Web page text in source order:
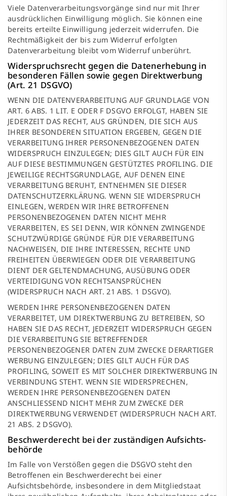
Viele Datenverarbeitungsvorgänge sind nur mit Ihrer
ausdrücklichen Einwilligung möglich. Sie können eine
bereits erteilte Einwilligung jederzeit widerrufen. Die
Rechtmäßigkeit der bis zum Widerruf erfolgten
Datenverarbeitung bleibt vom Widerruf unberührt.
Widerspruchsrecht gegen die Datenerhebung in
besonderen Fällen sowie gegen Direktwerbung
(Art. 21 DSGVO)
WENN DIE DATENVERARBEITUNG AUF GRUNDLAGE VON
ART. 6 ABS. 1 LIT. E ODER F DSGVO ERFOLGT, HABEN SIE
JEDERZEIT DAS RECHT, AUS GRÜNDEN, DIE SICH AUS
IHRER BESONDEREN SITUATION ERGEBEN, GEGEN DIE
VERARBEITUNG IHRER PERSONENBEZOGENEN DATEN
WIDERSPRUCH EINZULEGEN; DIES GILT AUCH FÜR EIN
AUF DIESE BESTIMMUNGEN GESTÜTZTES PROFILING. DIE
JEWEILIGE RECHTSGRUNDLAGE, AUF DENEN EINE
VERARBEITUNG BERUHT, ENTNEHMEN SIE DIESER
DATENSCHUTZERKLÄRUNG. WENN SIE WIDERSPRUCH
EINLEGEN, WERDEN WIR IHRE BETROFFENEN
PERSONENBEZOGENEN DATEN NICHT MEHR
VERARBEITEN, ES SEI DENN, WIR KÖNNEN ZWINGENDE
SCHUTZWÜRDIGE GRÜNDE FÜR DIE VERARBEITUNG
NACHWEISEN, DIE IHRE INTERESSEN, RECHTE UND
FREIHEITEN ÜBERWIEGEN ODER DIE VERARBEITUNG
DIENT DER GELTENDMACHUNG, AUSÜBUNG ODER
VERTEIDIGUNG VON RECHTSANSPRÜCHEN
(WIDERSPRUCH NACH ART. 21 ABS. 1 DSGVO).
WERDEN IHRE PERSONENBEZOGENEN DATEN
VERARBEITET, UM DIREKTWERBUNG ZU BETREIBEN, SO
HABEN SIE DAS RECHT, JEDERZEIT WIDERSPRUCH GEGEN
DIE VERARBEITUNG SIE BETREFFENDER
PERSONENBEZOGENER DATEN ZUM ZWECKE DERARTIGER
WERBUNG EINZULEGEN; DIES GILT AUCH FÜR DAS
PROFILING, SOWEIT ES MIT SOLCHER DIREKTWERBUNG IN
VERBINDUNG STEHT. WENN SIE WIDERSPRECHEN,
WERDEN IHRE PERSONENBEZOGENEN DATEN
ANSCHLIESSEND NICHT MEHR ZUM ZWECKE DER
DIREKTWERBUNG VERWENDET (WIDERSPRUCH NACH ART.
21 ABS. 2 DSGVO).
Beschwerde­recht bei der zuständigen Aufsichts­
behörde
Im Falle von Verstößen gegen die DSGVO steht den
Betroffenen ein Beschwerderecht bei einer
Aufsichtsbehörde, insbesondere in dem Mitgliedstaat